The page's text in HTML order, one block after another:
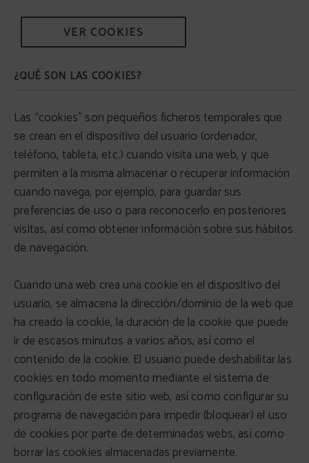
VER COOKIES
¿QUÉ SON LAS COOKIES?
Las “cookies” son pequeños ficheros temporales que
se crean en el dispositivo del usuario (ordenador,
teléfono, tableta, etc.) cuando visita una web, y que
permiten a la misma almacenar o recuperar información
cuando navega, por ejemplo, para guardar sus
preferencias de uso o para reconocerlo en posteriores
visitas, así como obtener información sobre sus hábitos
de navegación.
Cuando una web crea una cookie en el dispositivo del
usuario, se almacena la dirección/dominio de la web que
ha creado la cookie, la duración de la cookie que puede
ir de escasos minutos a varios años, así como el
contenido de la cookie. El usuario puede deshabilitar las
cookies en todo momento mediante el sistema de
configuración de este sitio web, así como configurar su
programa de navegación para impedir (bloquear) el uso
de cookies por parte de determinadas webs, así como
borrar las cookies almacenadas previamente.